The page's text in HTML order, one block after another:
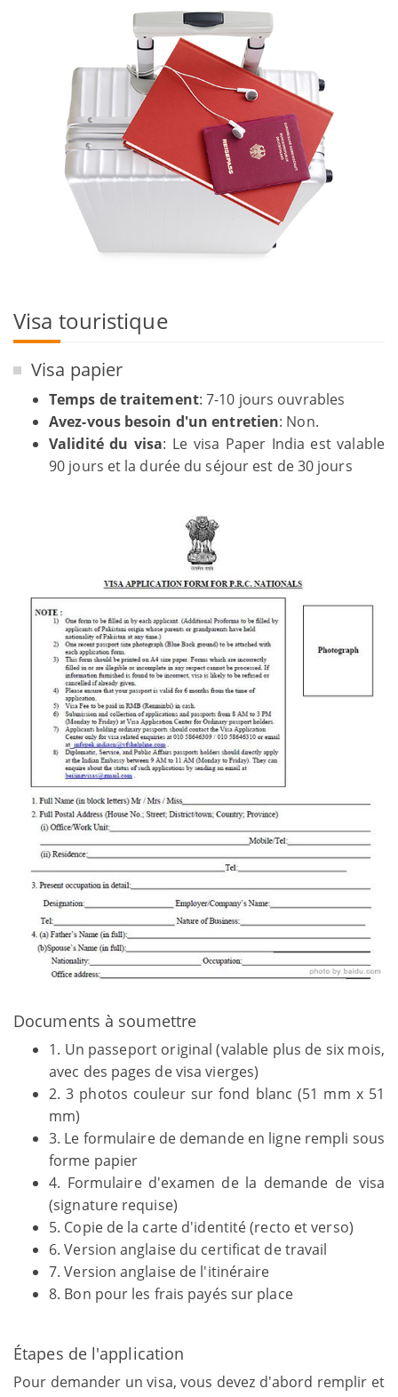
Visa touristique
Visa papier
Temps de traitement: 7-10 jours ouvrables
Avez-vous besoin d'un entretien: Non.
Validité du visa: Le visa Paper India est valable
90 jours et la durée du séjour est de 30 jours
Documents à soumettre
1. Un passeport original (valable plus de six mois,
avec des pages de visa vierges)
2. 3 photos couleur sur fond blanc (51 mm x 51
mm)
3. Le formulaire de demande en ligne rempli sous
forme papier
4. Formulaire d'examen de la demande de visa
(signature requise)
5. Copie de la carte d'identité (recto et verso)
6. Version anglaise du certificat de travail
7. Version anglaise de l'itinéraire
8. Bon pour les frais payés sur place
Étapes de l'application
Pour demander un visa, vous devez d'abord remplir et